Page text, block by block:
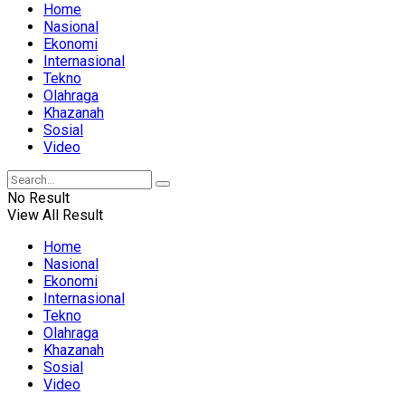
Home
Nasional
Ekonomi
Internasional
Tekno
Olahraga
Khazanah
Sosial
Video
No Result
View All Result
Home
Nasional
Ekonomi
Internasional
Tekno
Olahraga
Khazanah
Sosial
Video